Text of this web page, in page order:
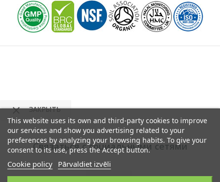
This website uses its own and third-party cookies to improve
our services and show you advertising related to your
preferences by analyzing your browsing habits. To give your
consent to its use, press the Accept button.
Cookie policy Pārvaldiet izvēli
 ЗАКРЫТЬ
Связаться с социальными сетями
Google